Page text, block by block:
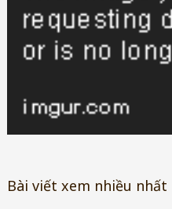
Bài viết xem nhiều nhất
Danh sách tất cả các bộ phim